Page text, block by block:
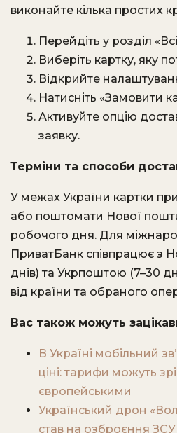
виконайте кілька простих
Перейдіть у розділ
Виберіть картку, яку
Відкрийте
Натисніть «Замовити
Активуйте опцію
заявку.
Терміни та способи
У межах України картки
або поштомати Нової
робочого дня. Для
ПриватБанк співпрацює з
днів) та Укрпоштою (7–30
від країни та обраного
Вас також можуть
В Україні мобільний
ціні: тарифи можуть
європейськими
Український дрон
став на озброєння ЗСУ